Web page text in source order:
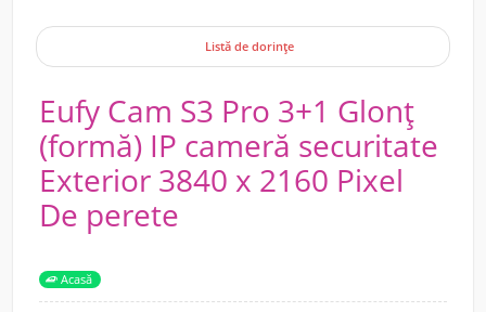
Listă de dorințe
Eufy Cam S3 Pro 3+1 Glonț
(formă) IP cameră securitate
Exterior 3840 x 2160 Pixel
De perete
Acasă